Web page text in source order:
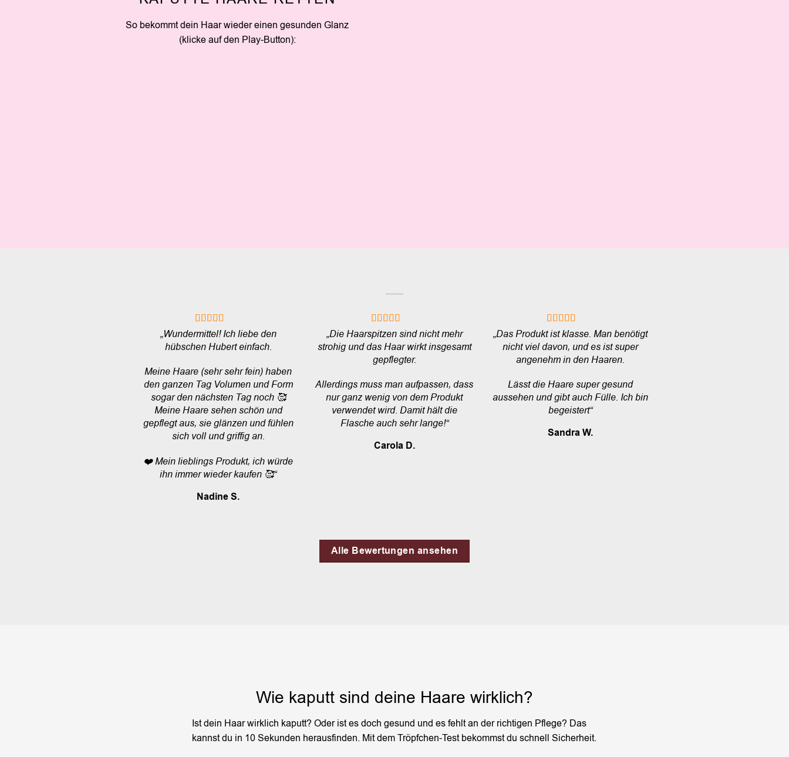
So bekommt dein Haar wieder einen gesunden Glanz
(klicke auf den Play-Button):
„Wundermittel! Ich liebe den
hübschen Hubert einfach.
Meine Haare (sehr sehr fein) haben
den ganzen Tag Volumen und Form
sogar den nächsten Tag noch 🥰
Meine Haare sehen schön und
gepflegt aus, sie glänzen und fühlen
sich voll und griffig an.
❤️ Mein lieblings Produkt, ich würde
ihn immer wieder kaufen 🥰“
Nadine S.
„Die Haarspitzen sind nicht mehr
strohig und das Haar wirkt insgesamt
gepflegter.
Allerdings muss man aufpassen, dass
nur ganz wenig von dem Produkt
verwendet wird. Damit hält die
Flasche auch sehr lange!“
Carola D.
„Das Produkt ist klasse. Man benötigt
nicht viel davon, und es ist super
angenehm in den Haaren.
Lässt die Haare super gesund
aussehen und gibt auch Fülle. Ich bin
begeistert“
Sandra W.
Alle Bewertungen ansehen
Wie kaputt sind deine Haare wirklich?
Ist dein Haar wirklich kaputt? Oder ist es doch gesund und es fehlt an der richtigen Pflege? Das
kannst du in 10 Sekunden herausfinden. Mit dem Tröpfchen-Test bekommst du schnell Sicherheit.